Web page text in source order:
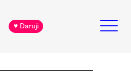
♥ Daruji